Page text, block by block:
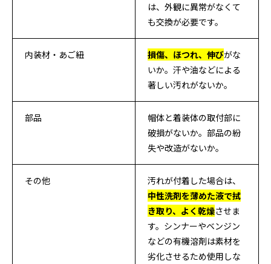
は、外観に異常がなくて
も交換が必要です。
内装材・あご紐 損傷、ほつれ、伸びがな
いか。汗や油などによる
著しい汚れがないか。
部品
帽体と着装体の取付部に
破損がないか。部品の紛
失や改造がないか。
その他
汚れが付着した場合は、
中性洗剤を薄めた液で拭
き取り、よく乾燥させま
す。シンナーやベンジン
などの有機溶剤は素材を
劣化させるため使用しな